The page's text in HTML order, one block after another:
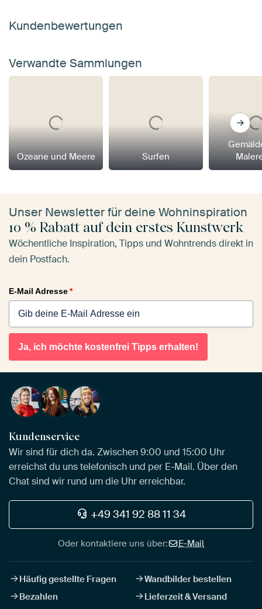
Kundenbewertungen
Verwandte Sammlungen
Ozeane und Meere Surfen
Unser Newsletter für deine Wohninspiration
10 % Rabatt auf dein erstes Kunstwerk
Wöchentliche Inspiration, Tipps und Wohntrends direkt in
dein Postfach.
E-Mail Adresse*
Ja, ich möchte kostenfrei Tipps erhalten!
Kundenservice
Wir sind für dich da. Zwischen 9:00 und 15:00 Uhr
erreichst du uns telefonisch und per E-Mail. Über den
Chat sind wir rund um die Uhr erreichbar.
+49 341 92 88 11 34
Oder kontaktiere uns über: E-Mail
Häufig gestellte Fragen
Wandbilder bestellen
Bezahlen
Lieferzeit & Versand